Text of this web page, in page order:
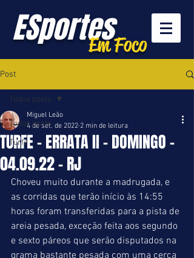
ESportesEm Foco
Post
Todos posts
Turfe
Todos posts
TURFE - ERRATA II - DOMINGO -
04.09.22 - RJ
Miguel Leão
4 de set. de 2022 2 min de leitura
Choveu muito durante a madrugada, e
as corridas que terão início às 14:55
horas foram transferidas para a pista de
areia pesada, exceção feita aos segundo
e sexto páreos que serão disputados na
grama bastante pesada com uma cerca